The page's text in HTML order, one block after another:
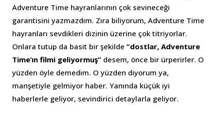
Adventure Time hayranlarının çok sevineceği
garantisini yazmazdım. Zira biliyorum, Adventure Time
hayranları sevdikleri dizinin üzerine çok titriyorlar.
Onlara tutup da basit bir şekilde “dostlar, Adventure
Time’ın filmi geliyormuş” desem, önce bir ürperirler. O
yüzden öyle demedim. O yüzden diyorum ya,
manşetiyle gelmiyor haber. Yanında küçük iyi
haberlerle geliyor, sevindirici detaylarla geliyor.